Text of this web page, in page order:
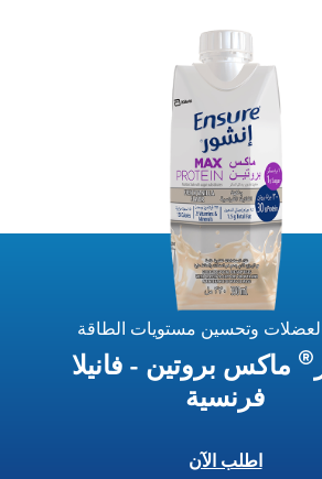
العضلات وتحسين مستويات الطاقة
® ماكس بروتين - فانيلا
فرنسية
اطلب الآن